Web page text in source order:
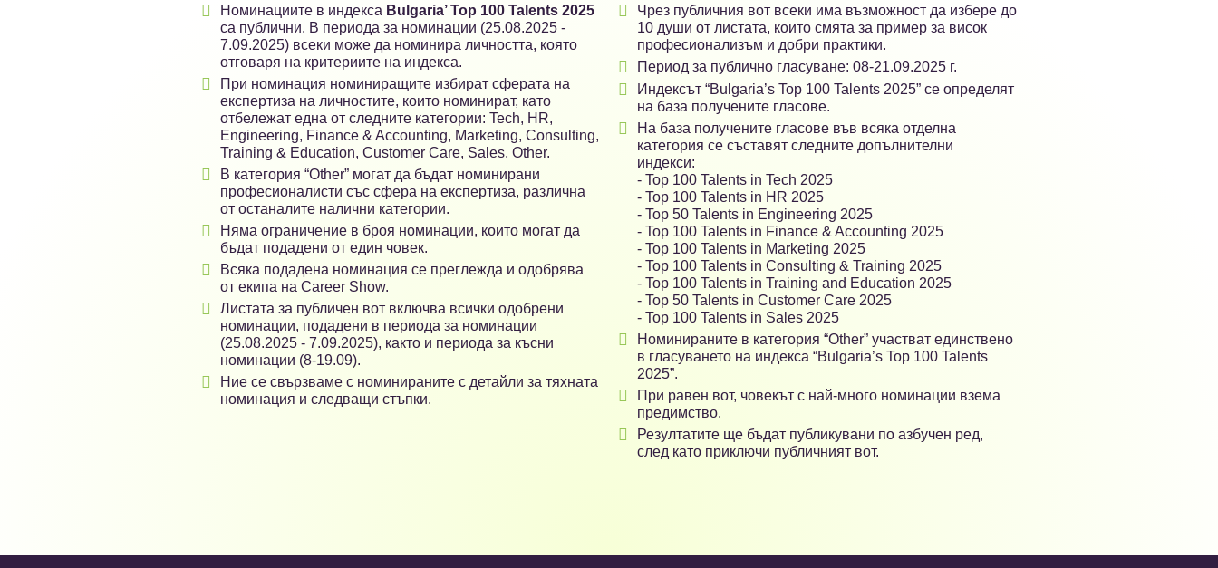
 Номинациите в индекса Bulgaria’ Top 100 Talents 2025
са публични. В периода за номинации (25.08.2025 -
7.09.2025) всеки може да номинира личността, която
отговаря на критериите на индекса.

При номинация номиниращите избират сферата на
експертиза на личностите, които номинират, като
отбележат една от следните категории: Tech, HR,
Engineering, Finance & Accounting, Marketing, Consulting,
Training & Education, Customer Care, Sales, Other.

В категория “Other” могат да бъдат номинирани
професионалисти със сфера на експертиза, различна
от останалите налични категории.

Няма ограничение в броя номинации, които могат да
бъдат подадени от един човек.

Всяка подадена номинация се преглежда и одобрява
от екипа на Career Show.

Листата за публичен вот включва всички одобрени
номинации, подадени в периода за номинации
(25.08.2025 - 7.09.2025), както и периода за късни
номинации (8-19.09).

Ние се свързваме с номинираните с детайли за тяхната
номинация и следващи стъпки.

Чрез публичния вот всеки има възможност да избере до
10 души от листата, които смята за пример за висок
професионализъм и добри практики.
 Период за публично гласуване: 08-21.09.2025 г.

Индексът “Bulgaria’s Top 100 Talents 2025” се определят
на база получените гласове.

На база получените гласове във всяка отделна
категория се съставят следните допълнителни
индекси:
- Top 100 Talents in Tech 2025
- Top 100 Talents in HR 2025
- Top 50 Talents in Engineering 2025
- Top 100 Talents in Finance & Accounting 2025
- Top 100 Talents in Marketing 2025
- Top 100 Talents in Consulting & Training 2025
- Top 100 Talents in Training and Education 2025
- Top 50 Talents in Customer Care 2025
- Top 100 Talents in Sales 2025

Номинираните в категория “Other” участват единствено
в гласуването на индекса “Bulgaria’s Top 100 Talents
2025”.

При равен вот, човекът с най-много номинации взема
предимство.

Резултатите ще бъдат публикувани по азбучен ред,
след като приключи публичният вот.